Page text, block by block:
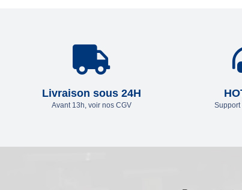
Livraison sous 24H
Avant 13h, voir nos CGV Support